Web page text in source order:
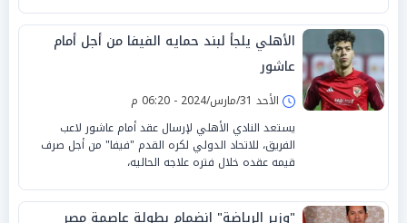
الأهلي يلجأ لبند حمايه الفيفا من أجل أمام
عاشور
الأحد 31/مارس/2024 - 06:20 م
يستعد النادي الأهلي لإرسال عقد أمام عاشور لاعب
الفريق، للاتحاد الدولي لكره القدم "فيفا" من أجل صرف
قيمه عقده خلال فتره علاجه الحاليه،
"وزير الرياضة" انضمام بطولة عاصمة مصر